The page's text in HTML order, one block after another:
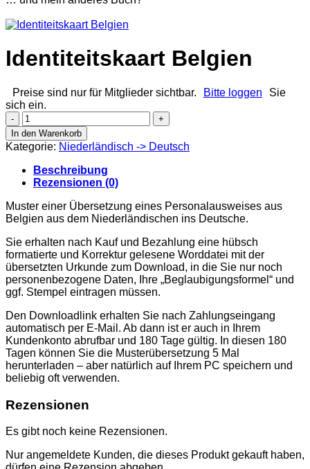
Identiteitskaart Belgien
Preise sind nur für Mitglieder sichtbar. Bitte loggen
Sie
sich ein.
Identiteitskaart
Belgien
Menge
In den Warenkorb
Kategorie: Niederländisch -> Deutsch
Beschreibung
Rezensionen (0)
Muster einer Übersetzung eines Personalausweises aus
Belgien aus dem Niederländischen ins Deutsche.
Sie erhalten nach Kauf und Bezahlung eine hübsch
formatierte und Korrektur gelesene Worddatei mit der
übersetzten Urkunde zum Download, in die Sie nur noch
personenbezogene Daten, Ihre „Beglaubigungsformel“ und
ggf. Stempel eintragen müssen.
Den Downloadlink erhalten Sie nach Zahlungseingang
automatisch per E-Mail. Ab dann ist er auch in Ihrem
Kundenkonto abrufbar und 180 Tage gültig. In diesen 180
Tagen können Sie die Musterübersetzung 5 Mal
herunterladen – aber natürlich auf Ihrem PC speichern und
beliebig oft verwenden.
Rezensionen
Es gibt noch keine Rezensionen.
Nur angemeldete Kunden, die dieses Produkt gekauft haben,